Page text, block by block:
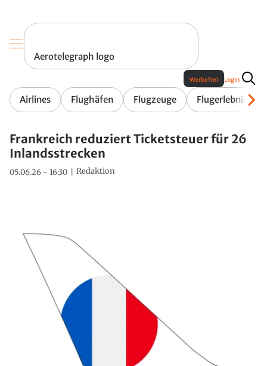
Aerotelegraph logo
Airlines Flughäfen Flugzeuge Flugerlebnis
Werbefrei Login
Frankreich reduziert Ticketsteuer für 26
Inlandsstrecken
05.06.26 - 16:30 Redaktion